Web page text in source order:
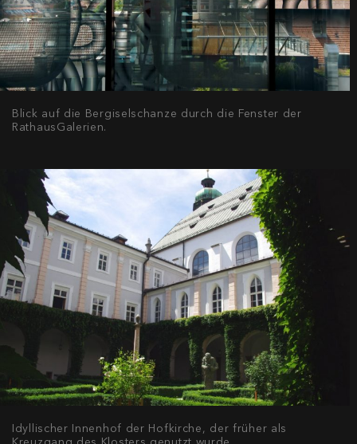
Blick auf die Bergiselschanze durch die Fenster der
RathausGalerien.
Idyllischer Innenhof der Hofkirche, der früher als